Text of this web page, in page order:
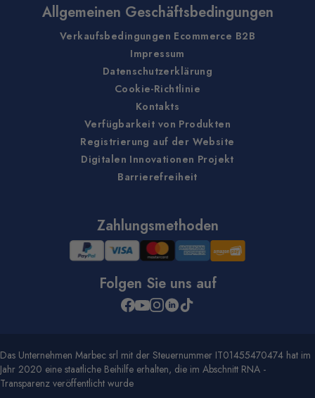
Allgemeinen Geschäftsbedingungen
Verkaufsbedingungen Ecommerce B2B
Impressum
Datenschutzerklärung
Cookie-Richtlinie
Kontakts
Verfügbarkeit von Produkten
Registrierung auf der Website
Digitalen Innovationen Projekt
Barrierefreiheit
Zahlungsmethoden
Folgen Sie uns auf
Das Unternehmen Marbec srl mit der Steuernummer IT01455470474 hat im
Jahr 2020 eine staatliche Beihilfe erhalten, die im Abschnitt RNA -
Transparenz veröffentlicht wurde